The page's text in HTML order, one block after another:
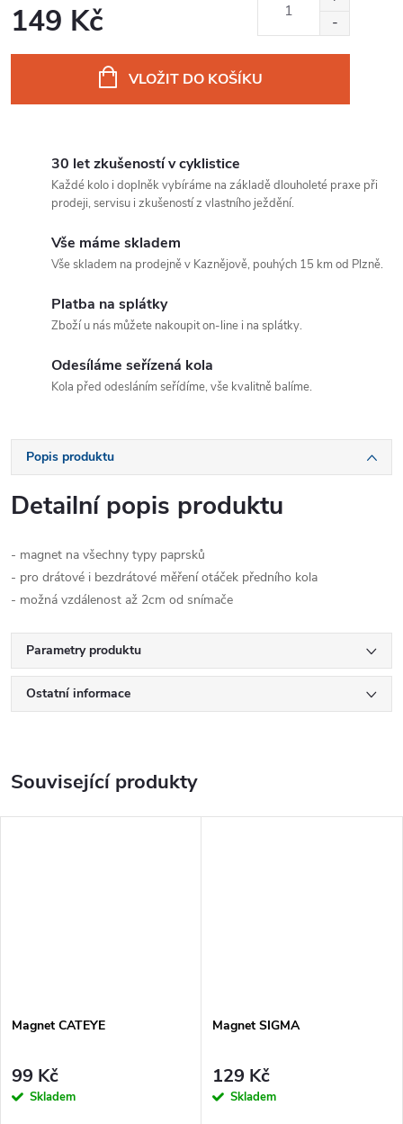
149 Kč
VLOŽIT DO KOŠÍKU
30 let zkušeností v cyklistice
Každé kolo i doplněk vybíráme na základě dlouholeté praxe při
prodeji, servisu i zkušeností z vlastního ježdění.
Vše máme skladem
Vše skladem na prodejně v Kaznějově, pouhých 15 km od Plzně.
Platba na splátky
Zboží u nás můžete nakoupit on-line i na splátky.
Odesíláme seřízená kola
Kola před odesláním seřídíme, vše kvalitně balíme.
Popis produktu
Detailní popis produktu
- magnet na všechny typy paprsků
- pro drátové i bezdrátové měření otáček předního kola
- možná vzdálenost až 2cm od snímače
Parametry produktu
Ostatní informace
Související produkty
Magnet CATEYE
99 Kč
Skladem
Magnet SIGMA
129 Kč
Skladem